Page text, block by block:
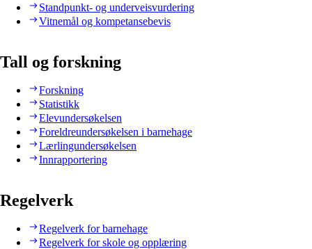
Standpunkt- og underveisvurdering
Vitnemål og kompetansebevis
Tall og forskning
Forskning
Statistikk
Elevundersøkelsen
Foreldreundersøkelsen i barnehage
Lærlingundersøkelsen
Innrapportering
Regelverk
Regelverk for barnehage
Regelverk for skole og opplæring